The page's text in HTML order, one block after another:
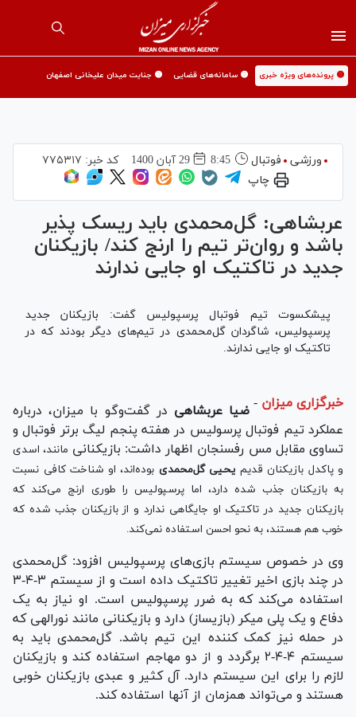
🟡 پرونده‌های ویژه خبری 🟡 سامانه‌های قضایی 🟡 جنایت میدان علیخانی اصفهان
ورزشی فوتبال 8:45 29 آبان 1400 کد خبر: ۷۷۵۳۱۷
چاپ
عربشاهی: گل‌محمدی باید ریسک پذیر
باشد و روان‌تر تیم را ارنج کند/ بازیکنان
جدید در تاکتیک او جایی ندارند
پیشکسوت تیم فوتبال پرسپولیس گفت: بازیکنان جدید
پرسپولیس، شاگردان گل‌محمدی در تیم‌های دیگر بودند که در
تاکتیک او جایی ندارند.
خبرگزاری میزان - ضیا عربشاهی در گفت‌وگو با میزان، درباره
عملکرد تیم فوتبال پرسولیس در هفته پنجم لیگ برتر فوتبال و
تساوی مقابل مس رفسنجان اظهار داشت: بازیکنانی مانند، اسدی
و پاکدل بازیکنان قدیم یحیی گل‌محمدی بوده‌اند، او شناخت کافی نسبت
به بازیکنان جذب شده دارد، اما پرسپولیس را طوری ارنج می‌کند که
بازیکنان جدید در تاکتیک او جایگاهی ندارد و از بازیکنان جذب شده که
خوب هم هستند، به نحو احسن استفاده نمی‌کند.
وی در خصوص سیستم بازی‌های پرسپولیس افزود: گل‌محمدی
در چند بازی اخیر تغییر تاکتیک داده است و از سیستم ۳-۴-۳
استفاده می‌کند که به ضرر پرسپولیس است. او نیاز به یک
دفاع و یک پلی میکر (بازیساز) دارد و بازیکنانی مانند نورالهی که
در حمله نیز کمک کننده این تیم باشد. گل‌محمدی باید به
سیستم ۴-۴-۲ برگردد و از دو مهاجم استفاده کند و بازیکنان
لازم را برای این سیستم دارد. آل کثیر و عبدی بازیکنان خوبی
هستند و می‌تواند همزمان از آنها استفاده کند.